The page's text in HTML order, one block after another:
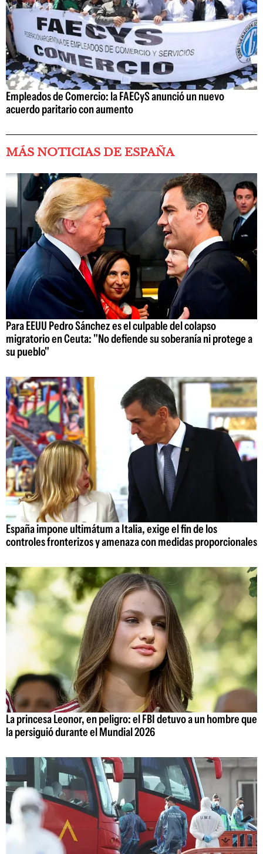
Empleados de Comercio: la FAECyS anunció un nuevo
acuerdo paritario con aumento
MÁS NOTICIAS DE ESPAÑA
Para EEUU Pedro Sánchez es el culpable del colapso
migratorio en Ceuta: "No defiende su soberanía ni protege a
su pueblo"
España impone ultimátum a Italia, exige el fin de los
controles fronterizos y amenaza con medidas proporcionales
La princesa Leonor, en peligro: el FBI detuvo a un hombre que
la persiguió durante el Mundial 2026